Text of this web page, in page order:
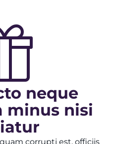
neque
minus nisi
corrupti est, officiis